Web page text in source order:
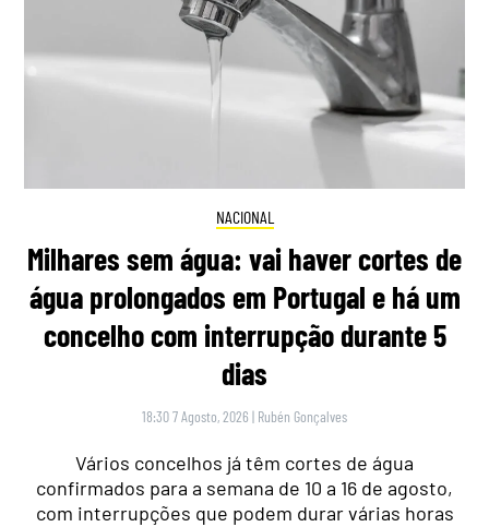
NACIONAL
Milhares sem água: vai haver cortes de
água prolongados em Portugal e há um
concelho com interrupção durante 5
dias
18:30 7 Agosto, 2026 | Rubén Gonçalves
Vários concelhos já têm cortes de água
confirmados para a semana de 10 a 16 de agosto,
com interrupções que podem durar várias horas